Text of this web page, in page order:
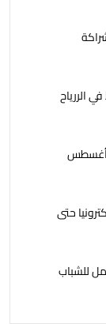
الررياح
5980 جنيها.. سعر الذهب اليوم الجمعة 7 أغسطس
حتى
أكثر من 1100 فرصة عمل للشباب